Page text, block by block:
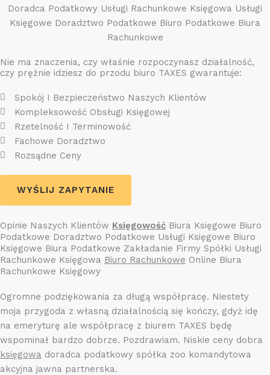
Doradca Podatkowy Usługi Rachunkowe Księgowa Usługi
Księgowe Doradztwo Podatkowe Biuro Podatkowe Biura
Rachunkowe
Nie ma znaczenia, czy właśnie rozpoczynasz działalność,
czy prężnie idziesz do przodu biuro TAXES gwarantuje:
Spokój I Bezpieczeństwo Naszych Klientów
Kompleksowość Obsługi Księgowej
Rzetelność I Terminowość
Fachowe Doradztwo
Rozsądne Ceny
WYŚLIJ ZAPYTANIE
Opinie Naszych Klientów Księgowość Biura Księgowe Biuro
Podatkowe Doradztwo Podatkowe Usługi Księgowe Biuro
Księgowe Biura Podatkowe Zakładanie Firmy Spółki Usługi
Rachunkowe Księgowa Biuro Rachunkowe Online Biura
Rachunkowe Księgowy
Ogromne podziękowania za długą współpracę. Niestety
moja przygoda z własną działalnością się kończy, gdyż idę
na emeryturę ale współpracę z biurem TAXES będę
wspominał bardzo dobrze. Pozdrawiam. Niskie ceny dobra
księgowa doradca podatkowy spółka zoo komandytowa
akcyjna jawna partnerska.